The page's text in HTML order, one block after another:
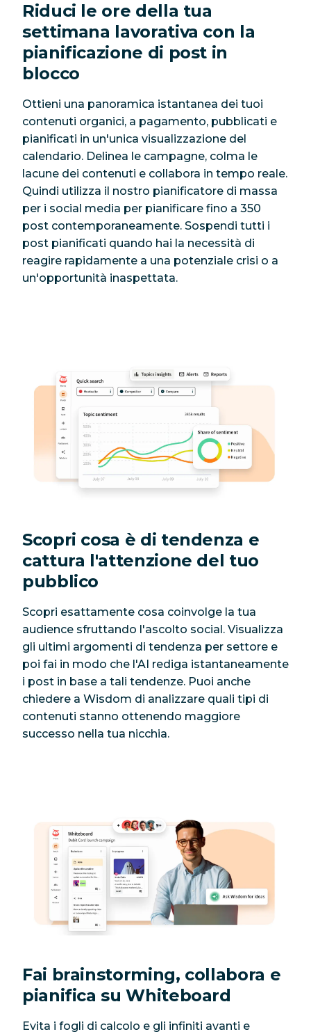
Riduci le ore della tua
settimana lavorativa con la
pianificazione di post in
blocco
Ottieni una panoramica istantanea dei tuoi
contenuti organici, a pagamento, pubblicati e
pianificati in un'unica visualizzazione del
calendario. Delinea le campagne, colma le
lacune dei contenuti e collabora in tempo reale.
Quindi utilizza il nostro pianificatore di massa
per i social media per pianificare fino a 350
post contemporaneamente. Sospendi tutti i
post pianificati quando hai la necessità di
reagire rapidamente a una potenziale crisi o a
un'opportunità inaspettata.
Scopri cosa è di tendenza e
cattura l'attenzione del tuo
pubblico
Scopri esattamente cosa coinvolge la tua
audience sfruttando l'ascolto social. Visualizza
gli ultimi argomenti di tendenza per settore e
poi fai in modo che l'AI rediga istantaneamente
i post in base a tali tendenze. Puoi anche
chiedere a Wisdom di analizzare quali tipi di
contenuti stanno ottenendo maggiore
successo nella tua nicchia.
Fai brainstorming, collabora e
pianifica su Whiteboard
Evita i fogli di calcolo e gli infiniti avanti e